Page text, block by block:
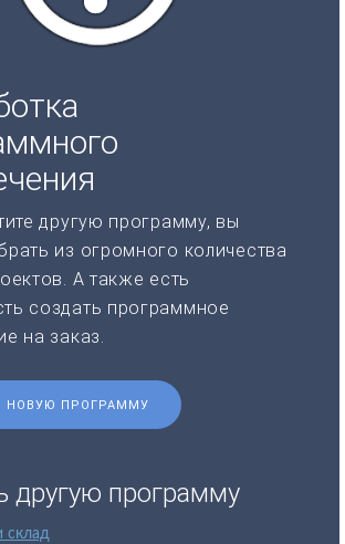
другую программу, вы
из огромного количества
А также есть
создать программное
на заказ.
НОВУЮ ПРОГРАММУ
другую программу
склад